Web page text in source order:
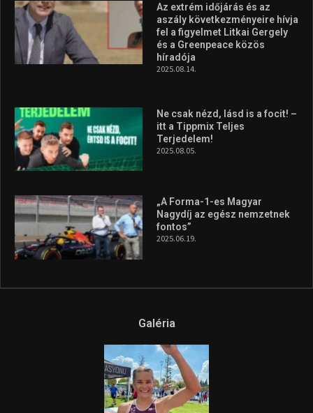
Az extrém időjárás és az
aszály következményeire hívja
fel a figyelmet Litkai Gergely
és a Greenpeace közös
híradója
2025.08.14.
Ne csak nézd, lásd is a focit! –
itt a Tippmix Teljes
Terjedelem!
2025.08.05.
„A Forma-1-es Magyar
Nagydíj az egész nemzetnek
fontos”
2025.06.19.
Galéria